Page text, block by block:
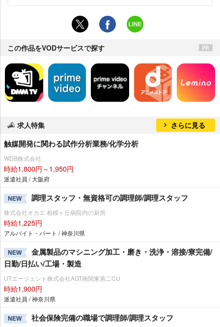
この作品をVODサービスで探す
求人特集 さらに見る
触媒開発に関わる試作分析業務/化学分析
WDB株式会社
時給1,800円～1,950円
派遣社員 / 大阪府
NEW 調理スタッフ・無資格可の調理師/調理スタッフ
株式会社オカエ 相模ヶ丘病院内の厨房
時給1,225円
アルバイト・パート / 神奈川県
NEW
金属製品のマシニング加工・磨き・洗浄・溶接/寮完備/
日勤/日払い/工場・製造
UTエージェント株式会社AGT南関東第二CU
時給1,900円
派遣社員 / 神奈川県
NEW 社会保険完備の職場で調理師/調理スタッフ